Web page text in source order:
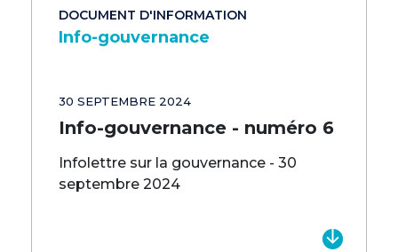
DOCUMENT D'INFORMATION
Info-gouvernance
30 SEPTEMBRE 2024
Info-gouvernance - numéro 6
Infolettre sur la gouvernance - 30
septembre 2024